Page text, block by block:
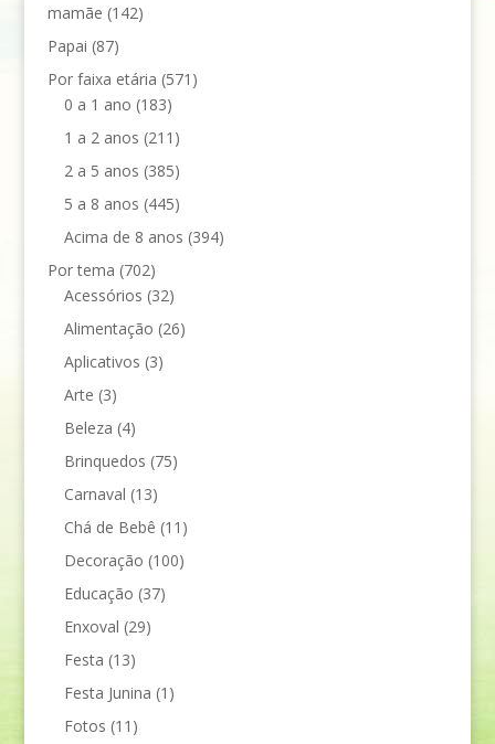
mamãe (142)
Papai (87)
Por faixa etária (571)
0 a 1 ano (183)
1 a 2 anos (211)
2 a 5 anos (385)
5 a 8 anos (445)
Acima de 8 anos (394)
Por tema (702)
Acessórios (32)
Alimentação (26)
Aplicativos (3)
Arte (3)
Beleza (4)
Brinquedos (75)
Carnaval (13)
Chá de Bebê (11)
Decoração (100)
Educação (37)
Enxoval (29)
Festa (13)
Festa Junina (1)
Fotos (11)